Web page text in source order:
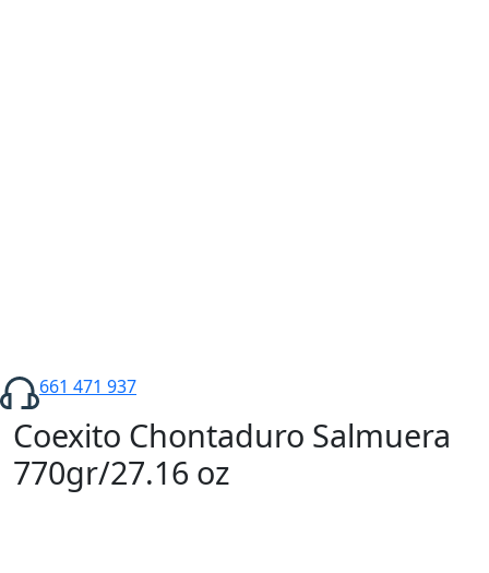
661 471 937
Coexito Chontaduro Salmuera
770gr/27.16 oz